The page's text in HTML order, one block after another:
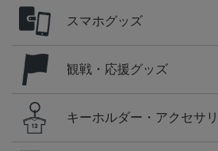
スマホグッズ
観戦・応援グッズ
キーホルダー・アクセサ